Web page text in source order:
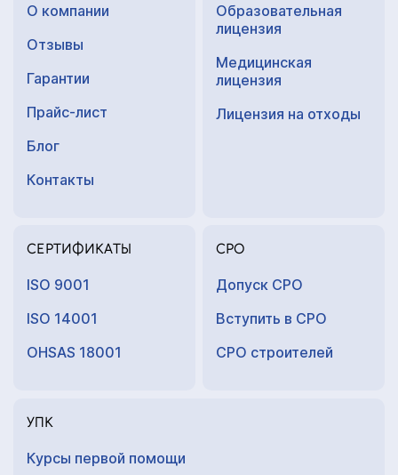
О компании
Отзывы
Гарантии
Прайс-лист
Блог
Контакты
Образовательная
лицензия
Медицинская
лицензия
Лицензия на отходы
СЕРТИФИКАТЫ
ISO 9001
ISO 14001
OHSAS 18001
СРО
Допуск СРО
Вступить в СРО
СРО строителей
УПК
Курсы первой помощи